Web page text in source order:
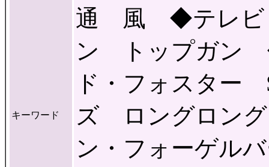
キーワード
通 風 ◆テレビ
ン トップガン
ド・フォスター
ズ ロングロン
ン・フォーゲル